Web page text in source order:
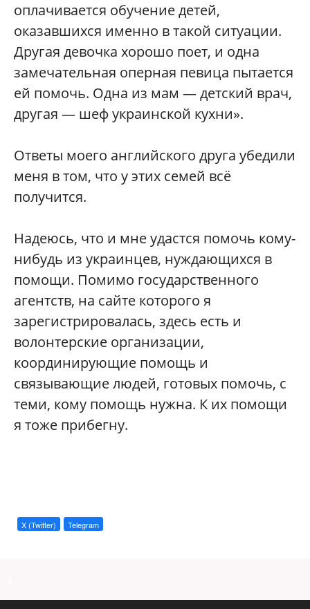
оплачивается обучение детей,
оказавшихся именно в такой ситуации.
Другая девочка хорошо поет, и одна
замечательная оперная певица пытается
ей помочь. Одна из мам — детский врач,
другая — шеф украинской кухни».
Ответы моего английского друга убедили
меня в том, что у этих семей всё
получится.
Надеюсь, что и мне удастся помочь кому-
нибудь из украинцев, нуждающихся в
помощи. Помимо государственного
агентств, на сайте которого я
зарегистрировалась, здесь есть и
волонтерские организации,
координирующие помощь и
связывающие людей, готовых помочь, с
теми, кому помощь нужна. К их помощи
я тоже прибегну.
X (Twitter) Telegram